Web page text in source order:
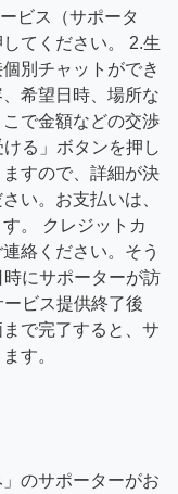
ビス（サポータ
てください。 2.生
別チャットができ
希望日時、場所な
で金額などの交渉
る」ボタンを押し
すので、詳細が決
い。お支払いは、
。 クレジットカ
絡ください。そう
にサポーターが訪
ビス提供終了後
で完了すると、サ
す。
のサポーターがお